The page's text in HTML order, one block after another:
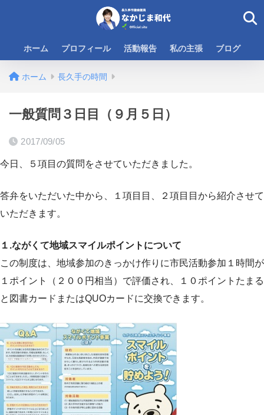
ホーム プロフィール 活動報告 私の主張 ブログ
ホーム 長久手の時間
一般質問３日目（９月５日）
2017/09/05
今日、５項目の質問をさせていただきました。
答弁をいただいた中から、１項目目、２項目目から紹介させて
いただきます。
１.ながくて地域スマイルポイントについて
この制度は、地域参加のきっかけ作りに市民活動参加１時間が
１ポイント（２００円相当）で評価され、１０ポイントたまる
と図書カードまたはQUOカードに交換できます。